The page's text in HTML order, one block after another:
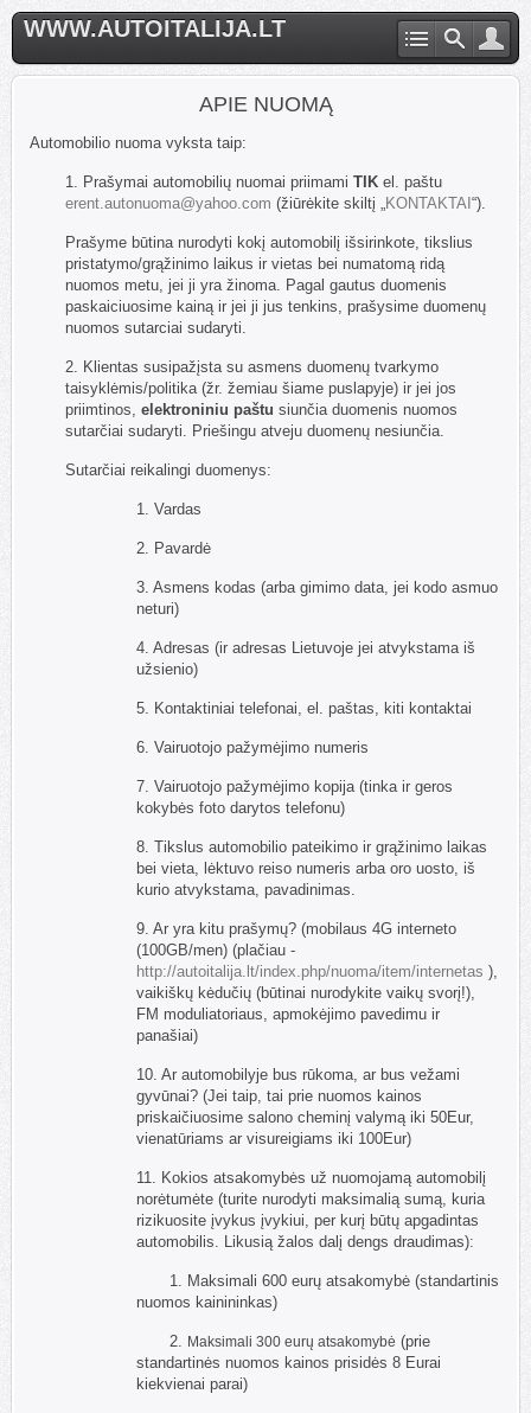
WWW.AUTOITALIJA.LT
APIE NUOMĄ
Automobilio nuoma vyksta taip:
1. Prašymai automobilių nuomai priimami TIK el. paštu
erent.autonuoma@yahoo.com (žiūrėkite skiltį „KONTAKTAI “).
Prašyme būtina nurodyti kokį automobilį išsirinkote, tikslius
pristatymo/grąžinimo laikus ir vietas bei numatomą ridą
nuomos metu, jei ji yra žinoma. Pagal gautus duomenis
paskaiciuosime kainą ir jei ji jus tenkins, prašysime duomenų
nuomos sutarciai sudaryti.
2. Klientas susipažįsta su asmens duomenų tvarkymo
taisyklėmis/politika (žr. žemiau šiame puslapyje) ir jei jos
priimtinos, elektroniniu paštu siunčia duomenis nuomos
sutarčiai sudaryti. Priešingu atveju duomenų nesiunčia.
Sutarčiai reikalingi duomenys:
1. Vardas
2. Pavardė
3. Asmens kodas (arba gimimo data, jei kodo asmuo
neturi)
4. Adresas (ir adresas Lietuvoje jei atvykstama iš
užsienio)
5. Kontaktiniai telefonai, el. paštas, kiti kontaktai
6. Vairuotojo pažymėjimo numeris
7. Vairuotojo pažymėjimo kopija (tinka ir geros
kokybės foto darytos telefonu)
8. Tikslus automobilio pateikimo ir grąžinimo laikas
bei vieta, lėktuvo reiso numeris arba oro uosto, iš
kurio atvykstama, pavadinimas.
9. Ar yra kitu prašymų? (mobilaus 4G interneto
(100GB/men) (plačiau -
http://autoitalija.lt/index.php/nuoma/item/internetas ),
vaikiškų kėdučių (būtinai nurodykite vaikų svorį!),
FM moduliatoriaus, apmokėjimo pavedimu ir
panašiai)
10. Ar automobilyje bus rūkoma, ar bus vežami
gyvūnai? (Jei taip, tai prie nuomos kainos
priskaičiuosime salono cheminį valymą iki 50Eur,
vienatūriams ar visureigiams iki 100Eur)
11. Kokios atsakomybės už nuomojamą automobilį
norėtumėte (turite nurodyti maksimalią sumą, kuria
rizikuosite įvykus įvykiui, per kurį būtų apgadintas
automobilis. Likusią žalos dalį dengs draudimas):
1. Maksimali 600 eurų atsakomybė (standartinis
nuomos kainininkas)
2. Maksimali 300 eurų atsakomybė (prie
standartinės nuomos kainos prisidės 8 Eurai
kiekvienai parai)